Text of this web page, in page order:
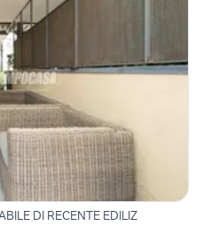
DI RECENTE EDILIZ